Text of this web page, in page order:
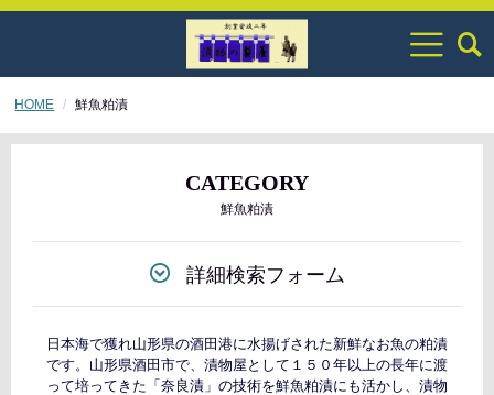
HOME 鮮魚粕漬
CATEGORY
鮮魚粕漬
詳細検索フォーム
日本海で獲れ山形県の酒田港に水揚げされた新鮮なお魚の粕漬
です。山形県酒田市で、漬物屋として１５０年以上の長年に渡
って培ってきた「奈良漬」の技術を鮮魚粕漬にも活かし、漬物